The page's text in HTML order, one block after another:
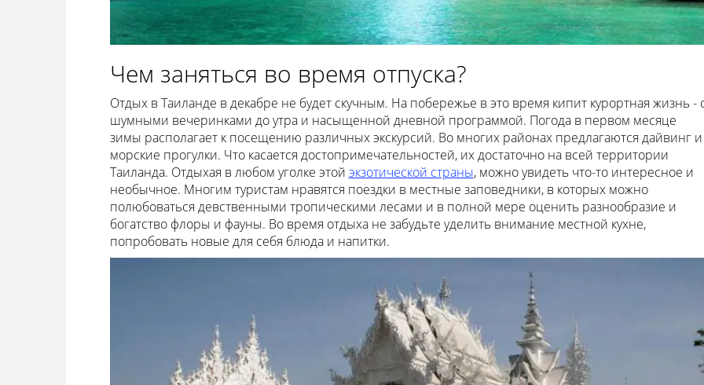
Чем заняться во время отпуска?
Отдых в Таиланде в декабре не будет скучным. На побережье в это время кипит курортная жизнь -
шумными вечеринками до утра и насыщенной дневной программой. Погода в первом месяце
зимы располагает к посещению различных экскурсий. Во многих районах предлагаются дайвинг и
морские прогулки. Что касается достопримечательностей, их достаточно на всей территории
Таиланда. Отдыхая в любом уголке этой экзотической страны, можно увидеть что-то интересное и
необычное. Многим туристам нравятся поездки в местные заповедники, в которых можно
полюбоваться девственными тропическими лесами и в полной мере оценить разнообразие и
богатство флоры и фауны. Во время отдыха не забудьте уделить внимание местной кухне,
попробовать новые для себя блюда и напитки.